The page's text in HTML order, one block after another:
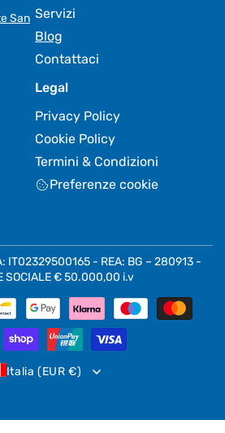
San Servizi
Blog
Contattaci
Legal
Privacy Policy
Cookie Policy
Termini & Condizioni
Preferenze cookie
IT02329500165 - REA: BG – 280913 -
SOCIALE € 50.000,00 i.v
Italia (EUR €)